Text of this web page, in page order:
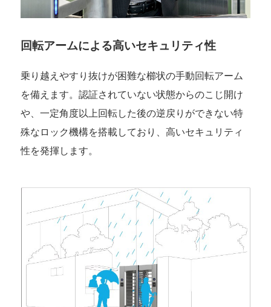
回転アームによる高いセキュリティ性
乗り越えやすり抜けが困難な櫛状の手動回転アーム
を備えます。認証されていない状態からのこじ開け
や、一定角度以上回転した後の逆戻りができない特
殊なロック機構を搭載しており、高いセキュリティ
性を発揮します。